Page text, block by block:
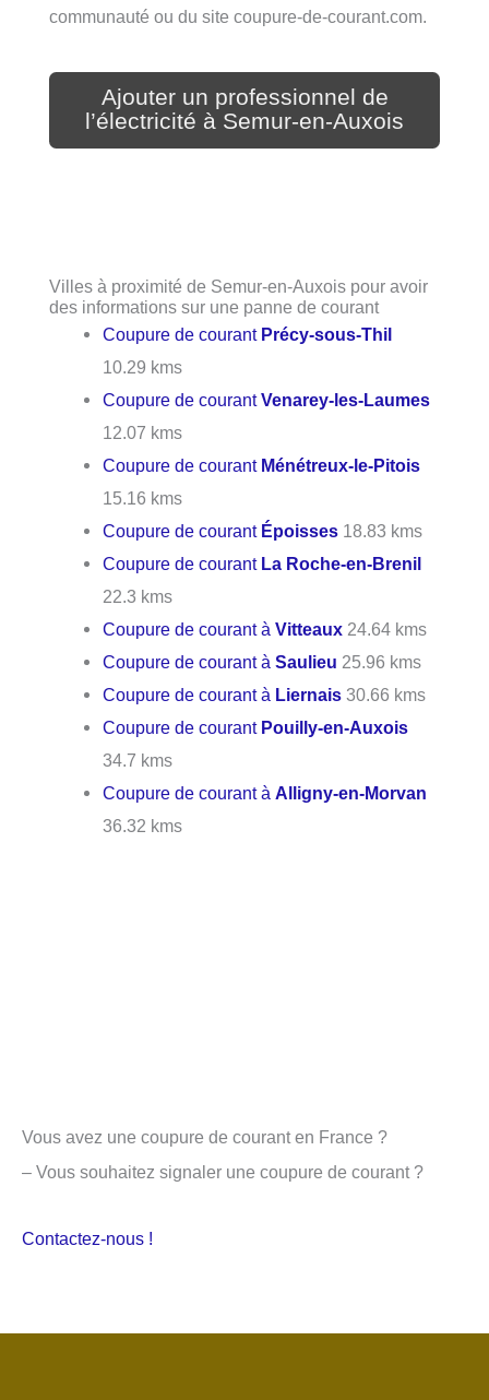
communauté ou du site coupure-de-courant.com.
Ajouter un professionnel de
l’électricité à Semur-en-Auxois
Villes à proximité de Semur-en-Auxois pour avoir
des informations sur une panne de courant
Coupure de courant Précy-sous-Thil
10.29 kms
Coupure de courantVenarey-les-Laumes
12.07 kms
Coupure de courant Ménétreux-le-Pitois
15.16 kms
Coupure de courant Époisses 18.83 kms
Coupure de courant La Roche-en-Brenil
22.3 kms
Coupure de courant àVitteaux 24.64 kms
Coupure de courant àSaulieu 25.96 kms
Coupure de courant à Liernais 30.66 kms
Coupure de courant Pouilly-en-Auxois
34.7 kms
Coupure de courant àAlligny-en-Morvan
36.32 kms
Vous avez une coupure de courant en France ?
– Vous souhaitez signaler une coupure de courant ?
Contactez-nous !